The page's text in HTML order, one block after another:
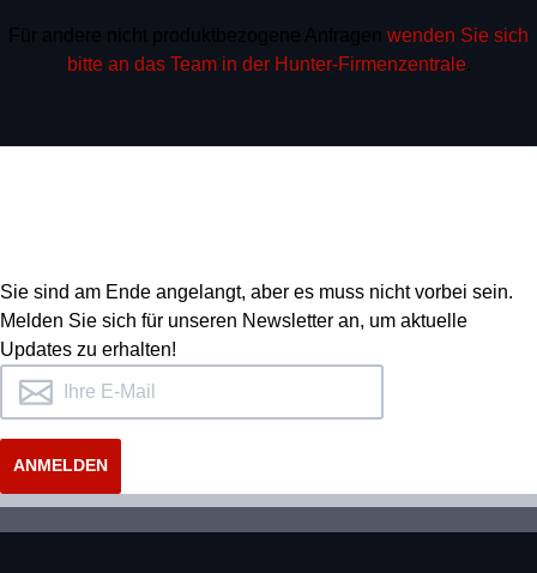
Für andere nicht produktbezogene Anfragen wenden Sie sich
bitte an das Team in der Hunter-Firmenzentrale.
Sie sind am Ende angelangt, aber es muss nicht vorbei sein.
Melden Sie sich für unseren Newsletter an, um aktuelle
Updates zu erhalten!